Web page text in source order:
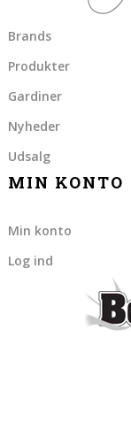
Brands
Produkter
Gardiner
Nyheder
Udsalg
MIN KONTO
Min konto
Log ind